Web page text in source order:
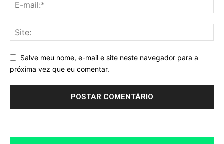
Salve meu nome, e-mail e site neste navegador para a
próxima vez que eu comentar.